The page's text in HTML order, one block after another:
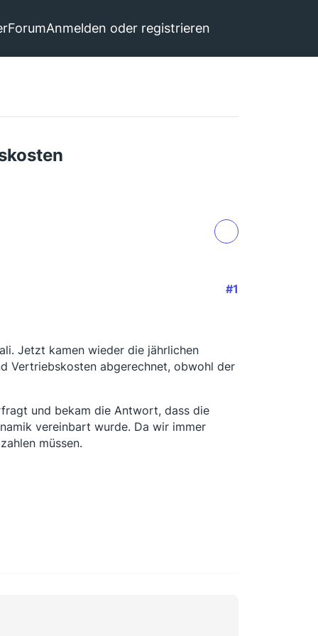
ForumAnmelden oder registrieren
#1
Jetzt kamen wieder die jährlichen
Vertriebskosten abgerechnet, obwohl der
und bekam die Antwort, dass die
vereinbart wurde. Da wir immer
müssen.